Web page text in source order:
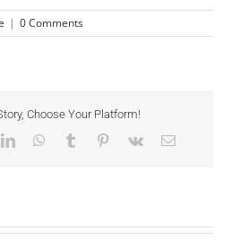
| 0 Comments
Choose Your Platform!
LinkedInWhatsApp
Tumblr Pinterest
Vk Email